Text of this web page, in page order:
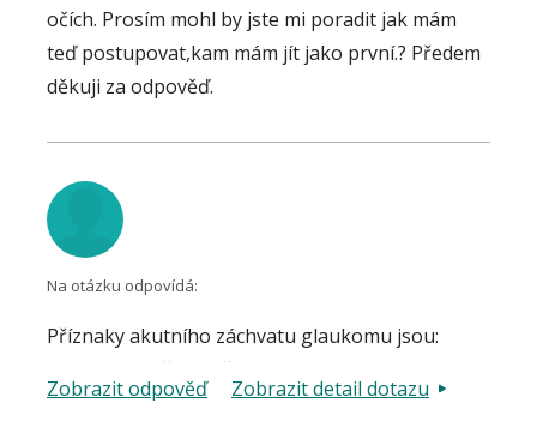
očích. Prosím mohl by jste mi poradit jak mám
teď postupovat,kam mám jít jako první.? Předem
děkuji za odpověď.
Na otázku odpovídá:
Příznaky akutního záchvatu glaukomu jsou:
bolest oka, případně celé poloviny hlavy, pocit
tlaku v oku, zamlžené vidění, kruhy kolem světel,
Zobrazit odpověď Zobrazit detail dotazu